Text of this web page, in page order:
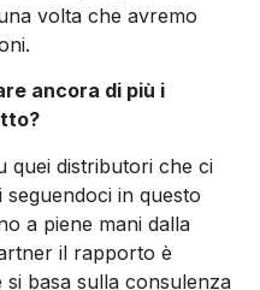
volta che avremo
ancora di più i
quei distributori che ci
in questo
a piene mani dalla
il rapporto è
basa sulla consulenza